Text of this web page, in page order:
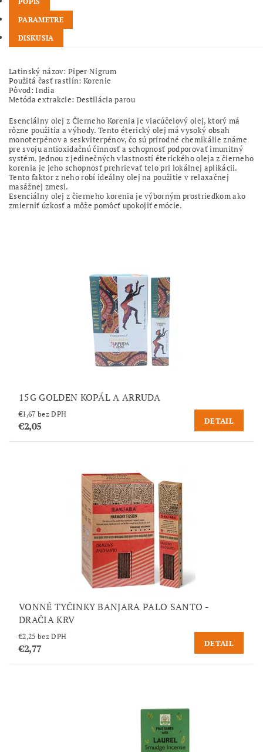
PARAMETRE
DISKUSIA
Latinský názov: Piper Nigrum
Použitá časť rastlín: Korenie
Pôvod: India
Metóda extrakcie: Destilácia parou
Esenciálny olej z Čierneho Korenia je viacúčelový olej, ktorý má
rôzne použitia a výhody. Tento éterický olej má vysoký obsah
monoterpénov a seskviterpénov, čo sú prírodné chemikálie známe
pre svoju antioxidačnú činnosť a schopnosť podporovať imunitný
systém. Jednou z jedinečných vlastností éterického oleja z čierneho
korenia je jeho schopnosť prehrievať telo pri lokálnej aplikácii.
Tento faktor z neho robí ideálny olej na použitie v relaxačnej
masážnej zmesi.
Esenciálny olej z čierneho korenia je výborným prostriedkom ako
zmierniť úzkosť a môže pomôcť upokojiť emócie.
15G GOLDEN KOPÁL A ARRUDA
€1,67 bez DPH
€2,05 DETAIL
VONNÉ TYČINKY BANJARA PALO SANTO -
DRAČIA KRV
€2,25 bez DPH
€2,77 DETAIL